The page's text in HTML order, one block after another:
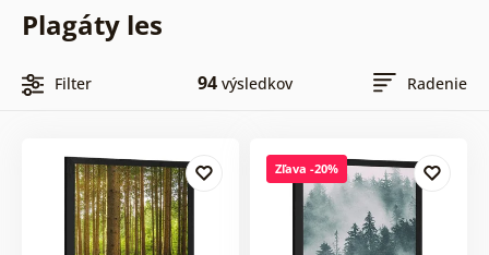
Plagáty les
Filter 94výsledkov Radenie
Zľava -20%